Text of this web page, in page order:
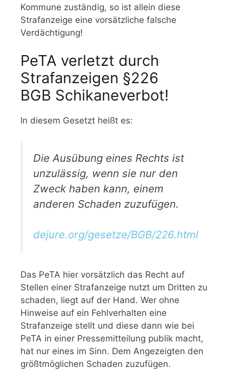
Kommune zuständig, so ist allein diese
Strafanzeige eine vorsätzliche falsche
Verdächtigung!
PeTA verletzt durch
Strafanzeigen §226
BGB Schikaneverbot!
In diesem Gesetzt heißt es:
Die Ausübung eines Rechts ist
unzulässig, wenn sie nur den
Zweck haben kann, einem
anderen Schaden zuzufügen.
dejure.org/gesetze/BGB/226.html
Das PeTA hier vorsätzlich das Recht auf
Stellen einer Strafanzeige nutzt um Dritten zu
schaden, liegt auf der Hand. Wer ohne
Hinweise auf ein Fehlverhalten eine
Strafanzeige stellt und diese dann wie bei
PeTA in einer Pressemitteilung publik macht,
hat nur eines im Sinn. Dem Angezeigten den
größtmöglichen Schaden zuzufügen.